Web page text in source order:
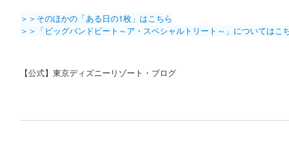
＞＞そのほかの「ある日の1枚」はこちら
＞＞「ビッグバンドビート～ア・スペシャルトリート～」についてはこ
【公式】東京ディズニーリゾート・ブログ